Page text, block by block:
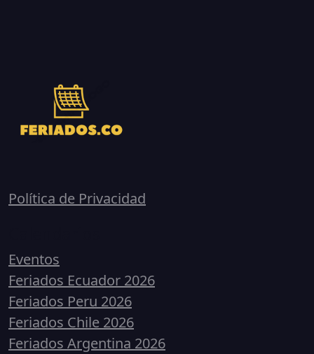
Política de Privacidad
Eventos
Feriados Ecuador 2026
Feriados Peru 2026
Feriados Chile 2026
Feriados Argentina 2026